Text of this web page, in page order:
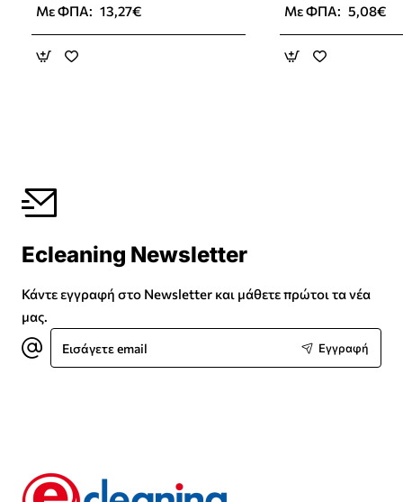
Με ΦΠΑ: 13,27€ Με ΦΠΑ: 5,08€
Ecleaning Newsletter
Κάντε εγγραφή στο Newsletter και μάθετε πρώτοι τα νέα
μας.
Εισάγετε
email
Εγγραφή